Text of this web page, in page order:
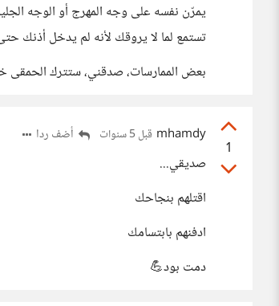
يمرّن نفسه على وجه المهرج أو الوجه
تستمع لما لا يروقك لأنه لم يدخل أذنك
بعض الممارسات، صدقني، ستترك الحمقى
1
mhamdy قبل 5 سنوات أضف ردا
صديقي...
اقتلهم بنجاحك
ادفنهم بابتسامك
دمت بود💪